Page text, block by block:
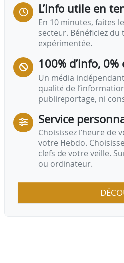
Fin septembre 2025, le
L’info utile en
En 10 minutes, faites
secteur. Bénéficiez du
expérimentée.
100% d’info,
Un média
qualité de
publireportage, ni
Service
Choisissez l‘heure de
votre Hebdo.
clefs de votre veille.
ou ordinateur.